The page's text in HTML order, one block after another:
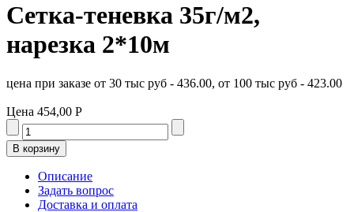
Сетка-теневка 35г/м2,
нарезка 2*10м
цена при заказе от 30 тыс руб - 436.00, от 100 тыс руб - 423.00
Цена 454,00 Р
Описание
Задать вопрос
Доставка и оплата